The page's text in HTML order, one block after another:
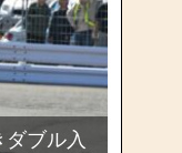
ダブル入